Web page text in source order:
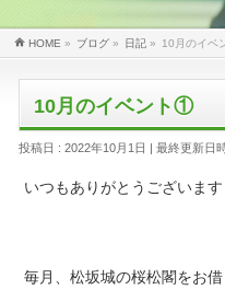
HOME » ブログ » 日記 » 10月のイベ
10月のイベント①
投稿日 : 2022年10月1日 最終更新日
いつもありがとうございます
毎月、松坂城の桜松閣をお